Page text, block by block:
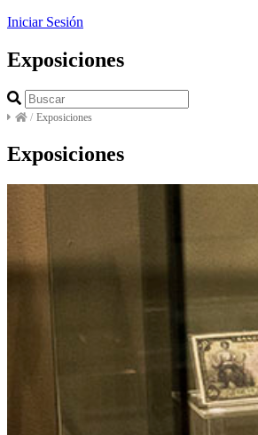
Iniciar Sesión
Exposiciones
/ Exposiciones
Exposiciones